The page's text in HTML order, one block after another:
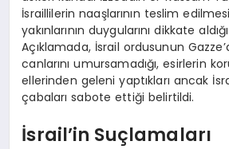
İsraillilerin naaşlarının teslim
yakınlarının duygularını dikkate
Açıklamada, İsrail ordusunun
canlarını umursamadığı, esirlerin
ellerinden geleni yaptıkları ancak
çabaları sabote ettiği belirtildi.
İsrail’in Suçlamaları